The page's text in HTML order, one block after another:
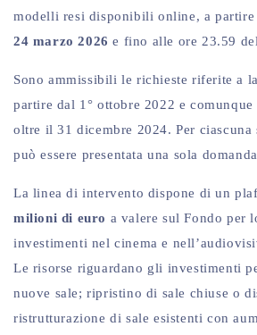
modelli resi disponibili online, a
24 marzo 2026 e fino alle ore 23.59
Sono ammissibili le richieste riferite a
partire dal 1° ottobre 2022 e
oltre il 31 dicembre 2024. Per ciascuna
può essere presentata una sola
La linea di intervento dispone di un
milioni di euro a valere sul Fondo per
investimenti nel cinema e
Le risorse riguardano gli investimenti
nuove sale; ripristino di sale chiuse o
ristrutturazione di sale esistenti con